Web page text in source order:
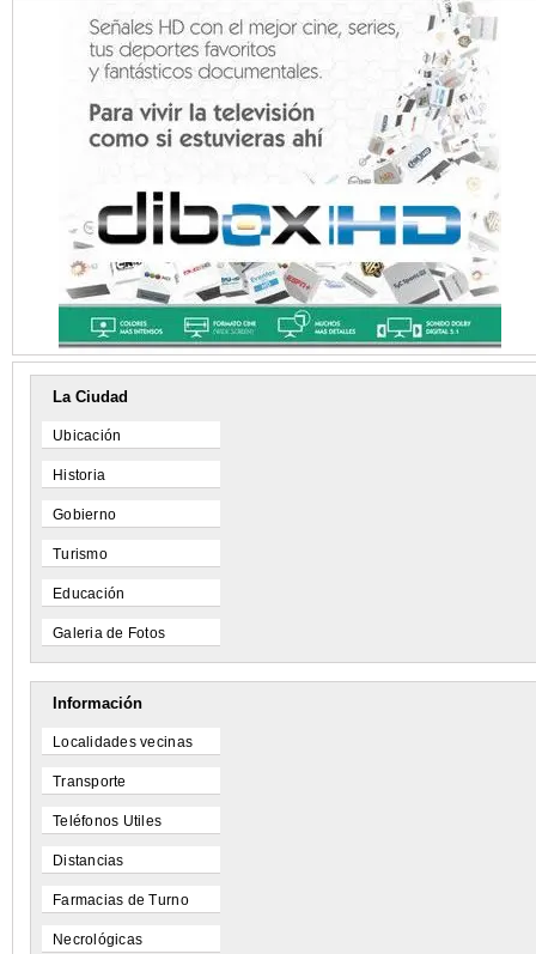
La Ciudad
Ubicación
Historia
Gobierno
Turismo
Educación
Galeria de Fotos
Información
Localidades vecinas
Transporte
Teléfonos Utiles
Distancias
Farmacias de Turno
Necrológicas